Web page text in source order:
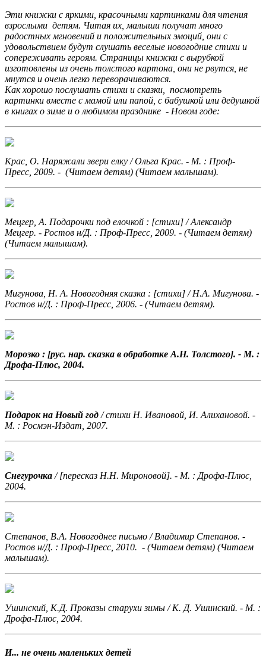
Эти книжки с яркими, красочными картинками для чтения
взрослыми детям. Читая их, малыши получат много
радостных мгновений и положительных эмоций, они с
удовольствием будут слушать веселые новогодние стихи и
сопереживать героям. Страницы книжки с вырубкой
изготовлены из очень толстого картона, они не рвутся, не
мнутся и очень легко переворачиваются.
Как хорошо послушать стихи и сказки, посмотреть
картинки вместе с мамой или папой, с бабушкой или дедушкой
в книгах о зиме и о любимом празднике - Новом годе:
Крас, О. Наряжали звери елку / Ольга Крас. - М. : Проф-
Пресс, 2009. - (Читаем детям) (Читаем малышам).
Мецгер, А. Подарочки под елочкой : [стихи] / Александр
Мецгер. - Ростов н/Д. : Проф-Пресс, 2009. - (Читаем детям)
(Читаем малышам).
Мигунова, Н. А. Новогодняя сказка : [стихи] / Н.А. Мигунова. -
Ростов н/Д. : Проф-Пресс, 2006. - (Читаем детям).
Морозко : [рус. нар. сказка в обработке А.Н. Толстого]. - М. :
Дрофа-Плюс, 2004.
Подарок на Новый год / стихи Н. Ивановой, И. Алихановой. -
М. : Росмэн-Издат, 2007.
Снегурочка / [пересказ Н.Н. Мироновой]. - М. : Дрофа-Плюс,
2004.
Степанов, В.А. Новогоднее письмо / Владимир Степанов. -
Ростов н/Д. : Проф-Пресс, 2010. - (Читаем детям) (Читаем
малышам).
Ушинский, К.Д. Проказы старухи зимы / К. Д. Ушинский. - М. :
Дрофа-Плюс, 2004.
И... не очень маленьких детей